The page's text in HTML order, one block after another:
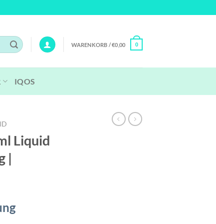
WARENKORB /€0,00 0
IQOS
Liquid
|